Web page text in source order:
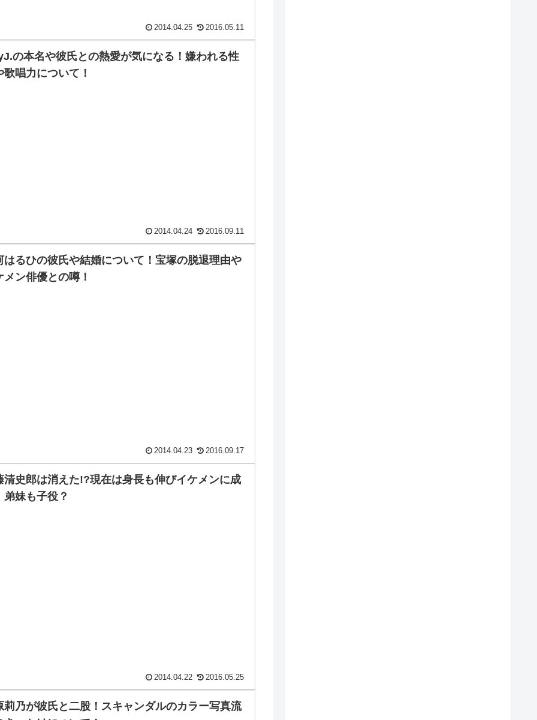
2014.04.25 2016.05.11
の本名や彼氏との熱愛が気になる！嫌われる性
歌唱力について！
2014.04.24 2016.09.11
はるひの彼氏や結婚について！宝塚の脱退理由や
メン俳優との噂！
2014.04.23 2016.09.17
清史郎は消えた!?現在は身長も伸びイケメンに成
弟妹も子役？
2014.04.22 2016.05.25
莉乃が彼氏と二股！スキャンダルのカラー写真流